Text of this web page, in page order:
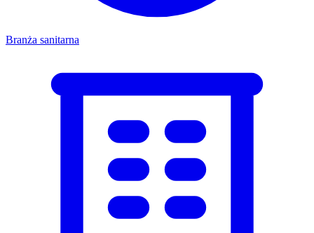
Branża sanitarna